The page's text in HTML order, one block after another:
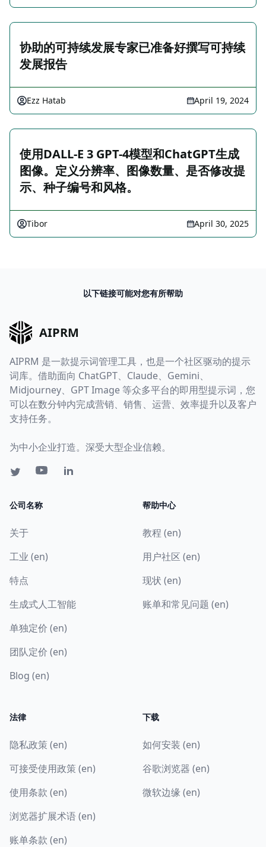
协助的可持续发展专家已准备好撰写可持续
发展报告
Ezz Hatab April 19, 2024
使用DALL-E 3 GPT-4模型和ChatGPT生成
图像。定义分辨率、图像数量、是否修改提
示、种子编号和风格。
Tibor April 30, 2025
以下链接可能对您有所帮助
AIPRM
AIPRM 是一款提示词管理工具，也是一个社区驱动的提示
词库。借助面向 ChatGPT、Claude、Gemini、
Midjourney、GPT Image 等众多平台的即用型提示词，您
可以在数分钟内完成营销、销售、运营、效率提升以及客户
支持任务。
为中小企业打造。深受大型企业信赖。
公司名称
关于
工业 (en)
特点
生成式人工智能
单独定价 (en)
团队定价 (en)
Blog (en)
帮助中心
教程 (en)
用户社区 (en)
现状 (en)
账单和常见问题 (en)
法律
隐私政策 (en)
可接受使用政策 (en)
使用条款 (en)
浏览器扩展术语 (en)
账单条款 (en)
下载
如何安装 (en)
谷歌浏览器 (en)
微软边缘 (en)